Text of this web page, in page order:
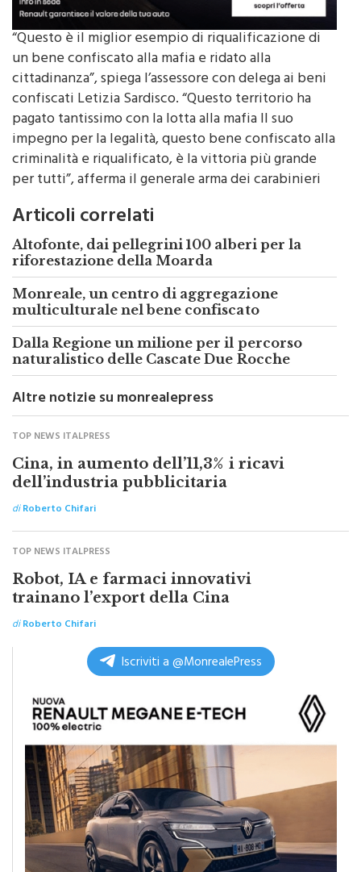
“Questo è il miglior esempio di riqualificazione di
un bene confiscato alla mafia e ridato alla
cittadinanza”, spiega l’assessore con delega ai beni
confiscati Letizia Sardisco. “Questo territorio ha
pagato tantissimo con la lotta alla mafia Il suo
impegno per la legalità, questo bene confiscato alla
criminalità e riqualificato, è la vittoria più grande
per tutti”, afferma il generale arma dei carabinieri
Articoli correlati
Altofonte, dai pellegrini 100 alberi per la
riforestazione della Moarda
multiculturale nel bene confiscato
naturalistico delle Cascate Due Rocche
Altre notizie su monrealepress
TOP NEWS ITALPRESS
Cina, in aumento dell’11,3% i ricavi
dell’industria pubblicitaria
diRoberto Chifari
TOP NEWS ITALPRESS
Robot, IA e farmaci innovativi
trainano l’export della Cina
diRoberto Chifari
Iscriviti a @MonrealePress